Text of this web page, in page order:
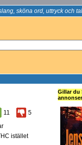
sköna ord, uttryck och
11
5
istället
Gillar du